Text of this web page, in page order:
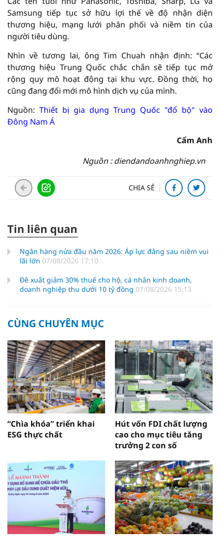
Samsung tiếp tục sở hữu lợi thế về độ nhận diện
thương hiệu, mạng lưới phân phối và niềm tin của
người tiêu dùng.
Nhìn về tương lai, ông Tim Chuah nhận định: “Các
thương hiệu Trung Quốc chắc chắn sẽ tiếp tục mở
rộng quy mô hoạt động tại khu vực. Đồng thời, họ
cũng đang đổi mới mô hình dịch vụ của mình.
Nguồn: Thiết bị gia dụng Trung Quốc "đổ bộ" vào
Đông Nam Á
Cẩm Anh
Nguồn : diendandoanhnghiep.vn
CHIA SẺ
Tin liên quan
Ngân hàng nửa đầu năm 2026: Áp lực đằng sau niềm vui
lãi lớn 07/08/2026 17:10
Đề xuất giảm 30% thuế cho hộ, cá nhân kinh doanh,
doanh nghiệp thu dưới 10 tỷ đồng 07/08/2026 15:13
CÙNG CHUYÊN MỤC
“Chìa khóa” triển khai
ESG thực chất
Hút vốn FDI chất lượng
cao cho mục tiêu tăng
trưởng 2 con số